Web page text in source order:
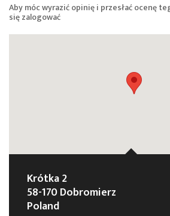
Aby móc wyrazić opinię i przesłać ocenę
sięzalogować
Krótka 2
58-170 Dobromierz
Poland